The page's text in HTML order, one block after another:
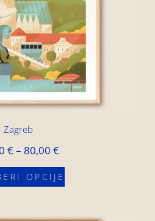
Zagreb
€– 80,00 €
OPCIJE